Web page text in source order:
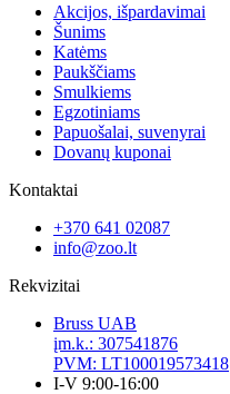
Akcijos, išpardavimai
Šunims
Katėms
Paukščiams
Smulkiems
Egzotiniams
Papuošalai, suvenyrai
Dovanų kuponai
Kontaktai
+370 641 02087
info@zoo.lt
Rekvizitai
Bruss UAB
įm.k.: 307541876
PVM: LT100019573418
I-V 9:00-16:00